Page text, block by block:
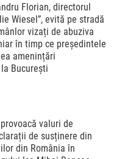
Florian, directorul
Wiesel”, evită pe stradă
vizați de abuziva
în timp ce președintele
amenințări
București
valuri de
de susținere din
din România în